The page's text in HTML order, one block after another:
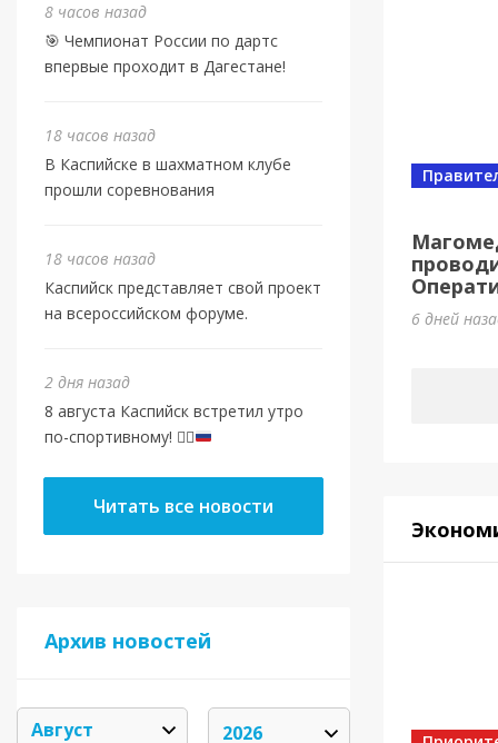
8 часов назад
🎯 Чемпионат России по дартс
впервые проходит в Дагестане!
18 часов назад
В Каспийске в шахматном клубе
прошли соревнования
18 часов назад
Каспийск представляет свой проект
на всероссийском форуме.
2 дня назад
8 августа Каспийск встретил утро
по-спортивному! 🏃‍♂️
Читать все новости
Архив новостей
6 дней